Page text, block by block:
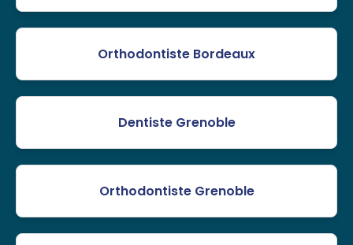
Orthodontiste Bordeaux
Dentiste Grenoble
Orthodontiste Grenoble